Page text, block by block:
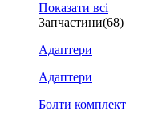
Показати всі
Запчастини(68)
Адаптери
Адаптери
Болти комплект